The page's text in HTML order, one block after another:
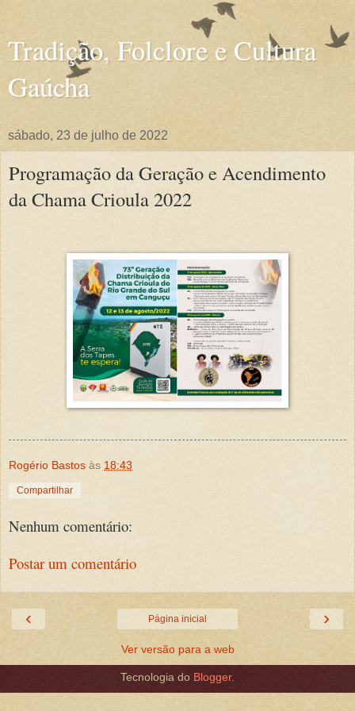
Tradição, Folclore e Cultura
Gaúcha
sábado, 23 de julho de 2022
Programação da Geração e Acendimento
da Chama Crioula 2022
Rogério Bastos às 18:43
Compartilhar
Nenhum comentário:
Postar um comentário
‹ ›
Página inicial
Ver versão para a web
Tecnologia do Blogger.